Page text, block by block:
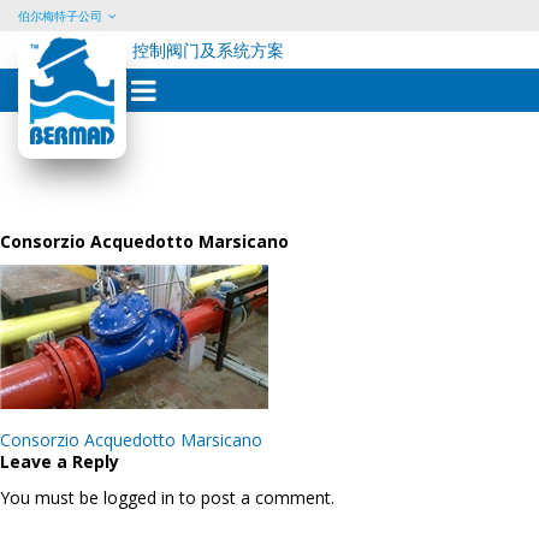
Skip
content
伯尔梅特子公司
控制阀门及系统方案
Consorzio Acquedotto Marsicano
Post
navigation
Consorzio Acquedotto Marsicano
Leave a Reply
You must be logged in to post a comment.